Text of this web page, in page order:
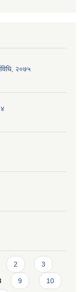
२०७५
2 3
9 10